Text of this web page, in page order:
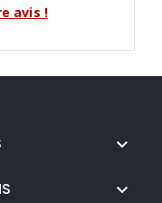
avis !

